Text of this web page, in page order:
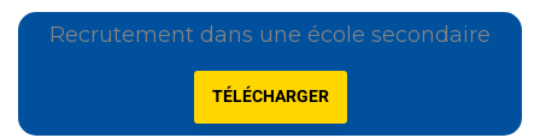
Recrutement dans une école secondaire
TÉLÉCHARGER